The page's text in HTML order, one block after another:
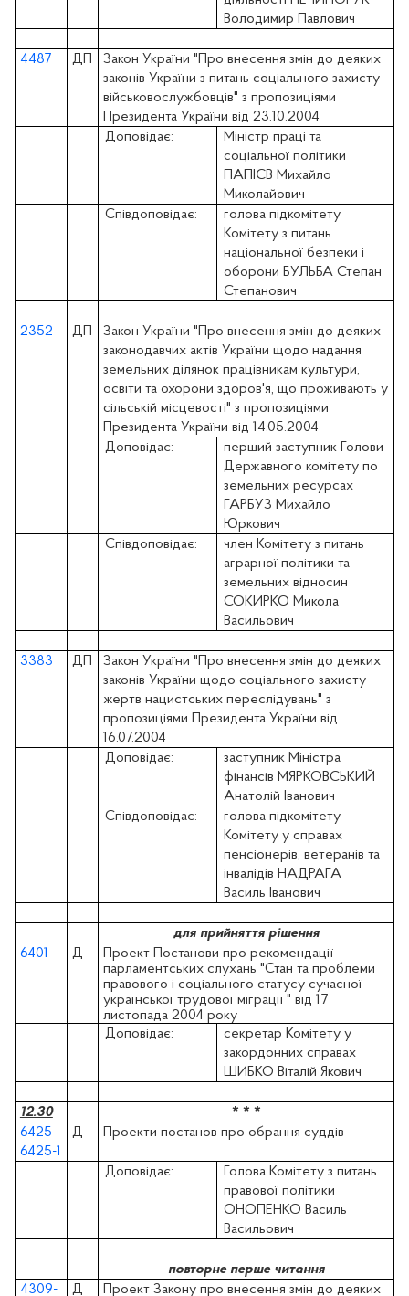
Володимир Павлович
4487 ДП
Закон України "Про внесення змін до деяких
законів України з питань соціального захисту
військовослужбовців" з пропозиціями
Президента України від 23.10.2004
Доповідає:
Міністр праці та
соціальної політики
ПАПІЄВ Михайло
Миколайович
Співдоповідає:
голова підкомітету
Комітету з питань
національної безпеки і
оборони БУЛЬБА Степан
Степанович
2352 ДП
Закон України "Про внесення змін до деяких
законодавчих актів України щодо надання
земельних ділянок працівникам культури,
освіти та охорони здоров'я, що проживають у
сільській місцевості" з пропозиціями
Президента України від 14.05.2004
Доповідає:
перший заступник Голови
Державного комітету по
земельних ресурсах
ГАРБУЗ Михайло
Юркович
Співдоповідає:
член Комітету з питань
аграрної політики та
земельних відносин
СОКИРКО Микола
Васильович
3383 ДП
Закон України "Про внесення змін до деяких
законів України щодо соціального захисту
жертв нацистських переслідувань" з
пропозиціями Президента України від
16.07.2004
Доповідає:
заступник Міністра
фінансів МЯРКОВСЬКИЙ
Анатолій Іванович
Співдоповідає:
голова підкомітету
Комітету у справах
пенсіонерів, ветеранів та
інвалідів НАДРАГА
Василь Іванович
для прийняття рішення
6401
Д
Проект Постанови про рекомендації
парламентських слухань "Стан та проблеми
правового і соціального статусу сучасної
української трудової міграції " від 17
листопада 2004 року
Доповідає:
секретар Комітету у
закордонних справах
ШИБКО Віталій Якович
12.30
* * *
6425
6425-1
Д Проекти постанов про обрання суддів
Доповідає:
Голова Комітету з питань
правової політики
ОНОПЕНКО Василь
Васильович
повторне перше читання
4309-
Д Проект Закону про внесення змін до деяких